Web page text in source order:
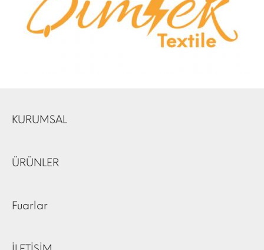
KURUMSAL
ÜRÜNLER
Fuarlar